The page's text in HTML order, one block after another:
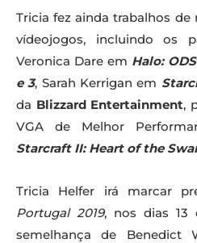
Tricia fez ainda trabalhos
vídeojogos, incluindo os
Veronica Dare em Halo:
e 3, Sarah Kerrigan em
da Blizzard Entertainment,
VGA de Melhor
Starcraft II: Heart of the
Tricia Helfer irá marcar
Portugal 2019, nos dias 13
semelhança de Benedict